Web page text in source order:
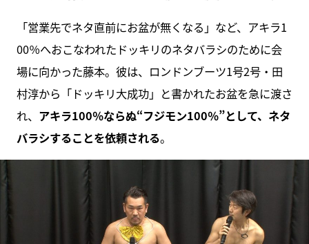
「営業先でネタ直前にお盆が無くなる」など、アキラ1
00％へおこなわれたドッキリのネタバラシのために会
場に向かった藤本。彼は、ロンドンブーツ1号2号・田
村淳から「ドッキリ大成功」と書かれたお盆を急に渡さ
れ、 アキラ100％ならぬ“フジモン100％”として、ネタ
バラシすることを依頼される。